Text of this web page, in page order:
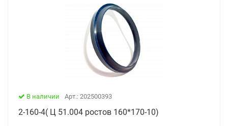
В наличии Арт.: 202500393
2-160-4( Ц 51.004 ростов 160*170-10)